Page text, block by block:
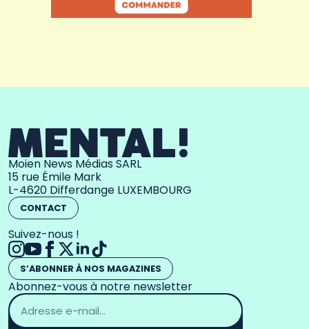
Moien News Médias SARL
15 rue Émile Mark
L-4620 Differdange LUXEMBOURG
CONTACT
Suivez-nous !
S’ABONNER À NOS MAGAZINES
Abonnez-vous à notre newsletter
Adresse
email
*